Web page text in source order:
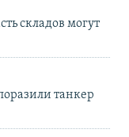
складов могут
танкер